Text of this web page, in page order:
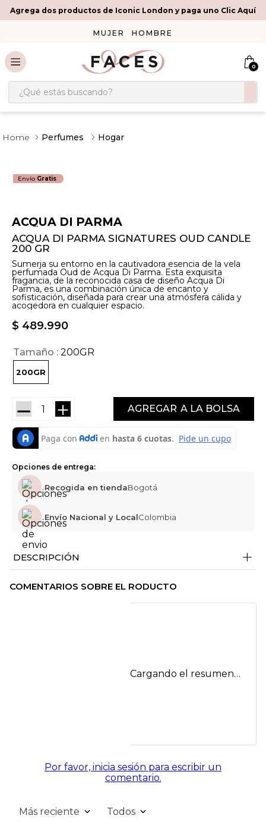
Agrega dos productos de Iconic London y paga uno Clic Aquí
MUJER HOMBRE
0
¿Qué estás buscando?
Perfumes Hogar
Envío Gratis
ACQUA DI PARMA
ACQUA DI PARMA SIGNATURES OUD CANDLE
200 GR
Sumerja su entorno en la cautivadora esencia de la vela
perfumada Oud de Acqua Di Parma. Esta exquisita
fragancia, de la reconocida casa de diseño Acqua Di
Parma, es una combinación única de encanto y
sofisticación, diseñada para crear una atmósfera cálida y
acogedora en cualquier espacio.
$ 489.990
Tamaño 200GR
200GR
＋
－ AGREGAR
Opciones de entrega:
Recogida en tiendaBogotá
Envío Nacional y LocalColombia
DESCRIPCIÓN +
COMENTARIOS SOBRE EL RODUCTO
Cargando el resumen…
Por favor, inicia sesión para escribir un
comentario.
Más reciente Todos